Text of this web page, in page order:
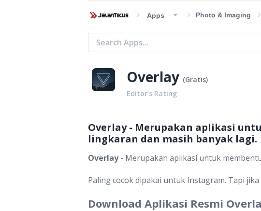
Apps Photo & Imaging
Overlay (Gratis)
Editor’s Rating
Overlay - Merupakan aplikasi
lingkaran dan masih banyak lagi.
Overlay- Merupakan aplikasi untuk
Paling cocok dipakai untuk Instagram. Tapi
Download Aplikasi Resmi